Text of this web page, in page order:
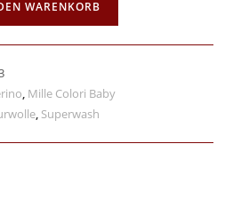
WARENKORB
Mille Colori Baby
Superwash